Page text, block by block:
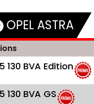
OPEL ASTRA
130 BVA Edition
130 BVA GS